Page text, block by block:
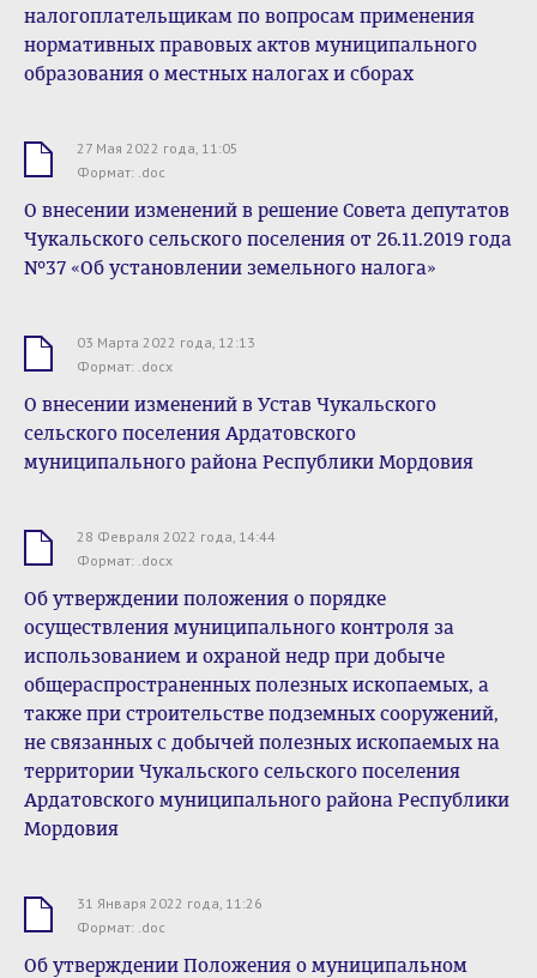
налогоплательщикам по вопросам применения
нормативных правовых актов муниципального
образования о местных налогах и сборах
27 Мая 2022 года, 11:05
Формат: .doc
О внесении изменений в решение Совета депутатов
Чукальского сельского поселения от 26.11.2019 года
№37 «Об установлении земельного налога»
03 Марта 2022 года, 12:13
Формат: .docx
О внесении изменений в Устав Чукальского
сельского поселения Ардатовского
муниципального района Республики Мордовия
28 Февраля 2022 года, 14:44
Формат: .docx
Об утверждении положения о порядке
осуществления муниципального контроля за
использованием и охраной недр при добыче
общераспространенных полезных ископаемых, а
также при строительстве подземных сооружений,
не связанных с добычей полезных ископаемых на
территории Чукальского сельского поселения
Ардатовского муниципального района Республики
Мордовия
31 Января 2022 года, 11:26
Формат: .doc
Об утверждении Положения о муниципальном